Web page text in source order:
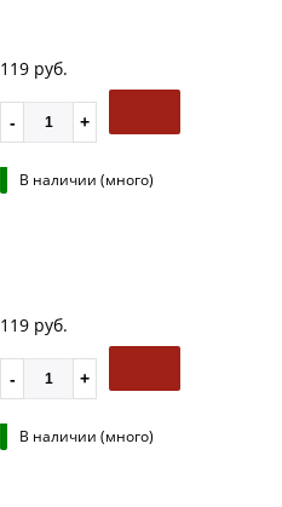
119 руб.
В наличии (много)
119 руб.
В наличии (много)